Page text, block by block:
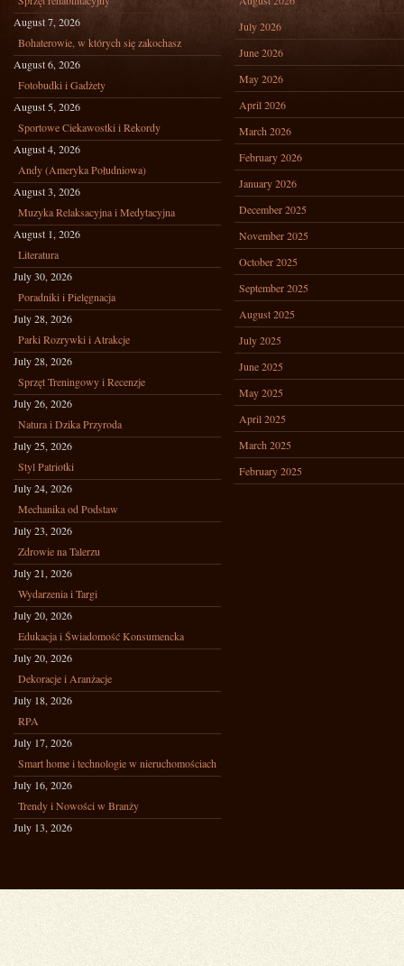
August 7, 2026
Bohaterowie, w których się zakochasz
August 6, 2026
Fotobudki i Gadżety
August 5, 2026
Sportowe Ciekawostki i Rekordy
August 4, 2026
Andy (Ameryka Południowa)
August 3, 2026
Muzyka Relaksacyjna i Medytacyjna
August 1, 2026
Literatura
July 30, 2026
Poradniki i Pielęgnacja
July 28, 2026
Parki Rozrywki i Atrakcje
July 28, 2026
Sprzęt Treningowy i Recenzje
July 26, 2026
Natura i Dzika Przyroda
July 25, 2026
Styl Patriotki
July 24, 2026
Mechanika od Podstaw
July 23, 2026
Zdrowie na Talerzu
July 21, 2026
Wydarzenia i Targi
July 20, 2026
Edukacja i Świadomość Konsumencka
July 20, 2026
Dekoracje i Aranżacje
July 18, 2026
RPA
July 17, 2026
Smart home i technologie w nieruchomościach
July 16, 2026
Trendy i Nowości w Branży
July 13, 2026
July 2026
June 2026
May 2026
April 2026
March 2026
February 2026
January 2026
December 2025
November 2025
October 2025
September 2025
August 2025
July 2025
June 2025
May 2025
April 2025
March 2025
February 2025